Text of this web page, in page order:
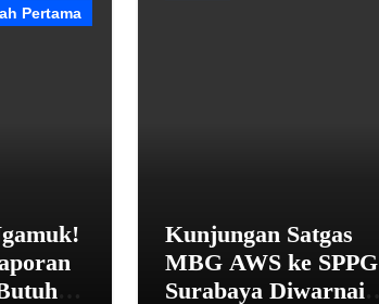
Pertama
Kunjungan Satgas
MBG AWS ke SPPG
Surabaya Diwarnai